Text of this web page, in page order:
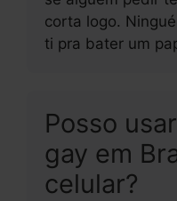
corta logo.
ti pra bater um
Posso
gay em
celular?